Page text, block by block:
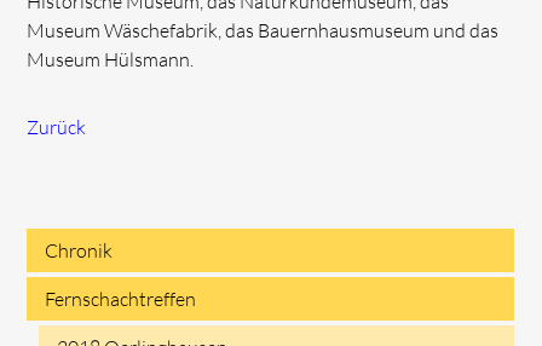
Museum Wäschefabrik, das Bauernhausmuseum und das
Museum Hülsmann.
Zurück
Navigation
überspringen
Chronik
Fernschachtreffen